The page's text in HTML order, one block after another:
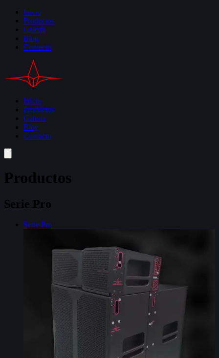
Inicio
Productos
Galería
Blog
Contacto
Inicio
Productos
Galería
Blog
Contacto
Productos
Serie Pro
Serie Pro